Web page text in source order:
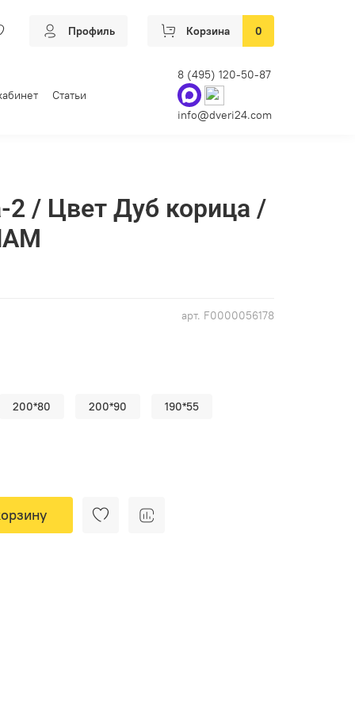
Профиль Корзина 0
Статьи
8 (495) 120-50-87
info@dveri24.com
арт. F0000056178
2 / Цвет Дуб корица /
200*80 200*90 190*55